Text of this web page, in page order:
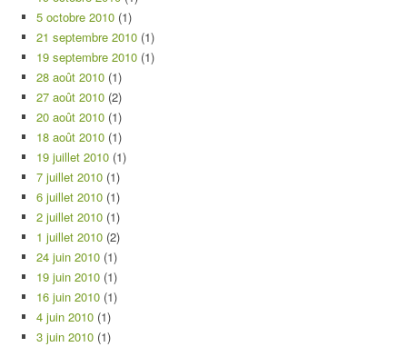
5 octobre 2010 (1)
21 septembre 2010 (1)
19 septembre 2010 (1)
28 août 2010 (1)
27 août 2010 (2)
20 août 2010 (1)
18 août 2010 (1)
19 juillet 2010 (1)
7 juillet 2010 (1)
6 juillet 2010 (1)
2 juillet 2010 (1)
1 juillet 2010 (2)
24 juin 2010 (1)
19 juin 2010 (1)
16 juin 2010 (1)
4 juin 2010 (1)
3 juin 2010 (1)